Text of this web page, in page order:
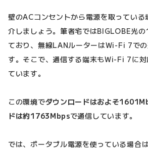
壁のACコンセントから電源を取っている
介しましょう。筆者宅ではBIGLOBE光
ており、無線LANルーターはWi-Fi 7で
す。そこで、通信する端末もWi-Fi 7に
ています。
この環境でダウンロードはおよそ
ドは約1763Mbpsで通信しています。
では、ポータブル電源を使っている場合